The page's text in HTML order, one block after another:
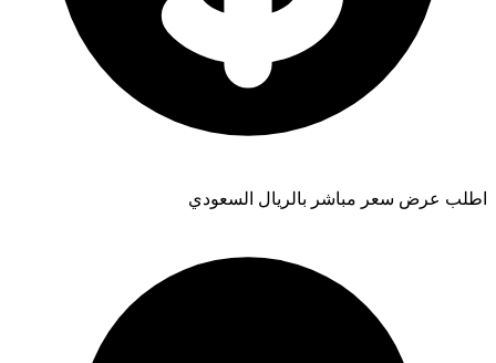
اطلب عرض سعر مباشر بالريال السعودي